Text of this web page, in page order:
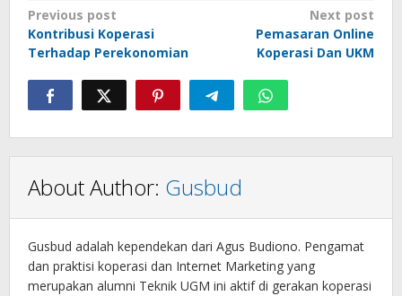
Post
navigation
Previous post
Kontribusi Koperasi
Terhadap Perekonomian
Next post
Pemasaran Online
Koperasi Dan UKM
About Author: Gusbud
Gusbud adalah kependekan dari Agus Budiono. Pengamat
dan praktisi koperasi dan Internet Marketing yang
merupakan alumni Teknik UGM ini aktif di gerakan koperasi